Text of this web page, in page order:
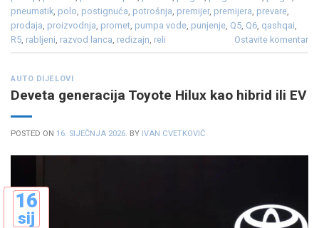
pneumatik polo postignuća potrošnja premijer, premijera prevare
prodaja proizvodnja promet pumpa vode punjenje Q5 Q6 qashqai
R5 rabljeni razvod lanca redizajn reli Ostavite komentar
AUTO DIJELOVI
Deveta generacija Toyote Hilux kao hibrid ili EV
POSTED ON 16. SIJEČNJA 2026. BY IVAN CVETKOVIĆ
16
sij